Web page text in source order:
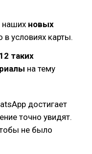
наших новых
в условиях карты.
12 таких
на тему
достигает
точно увидят.
не было